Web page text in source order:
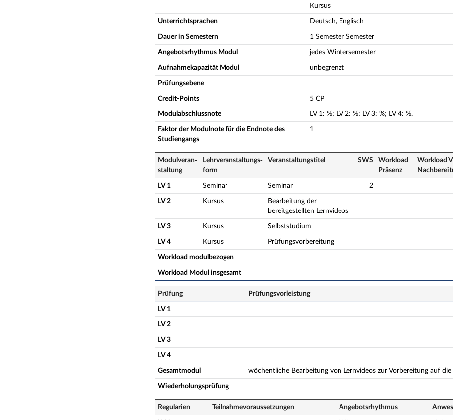
Kursus
Unterrichtsprachen Deutsch, Englisch
Dauer in Semestern 1 Semester Semester
Angebotsrhythmus Modul jedes Wintersemester
Aufnahmekapazität Modul unbegrenzt
Prüfungsebene
Credit-Points 5 CP
Modulabschlussnote LV 1: %; LV 2: %; LV 3: %; LV 4: %.
Faktor der Modulnote für die Endnote des
Studiengangs
1
Modulveran­
staltung
Lehrveranstaltungs­
form
Veranstaltungs­titel SWS
Workload
Präsenz
Workload
LV 1 Seminar Seminar 2
LV 2 Kursus
Bearbeitung der
bereitgestellten Lernvideos
LV 3 Kursus Selbststudium
LV 4 Kursus Prüfungsvorbereitung
Workload modulbezogen
Workload Modul insgesamt
Prüfung Prüfungsvorleistung
LV 1
LV 2
LV 3
LV 4
Gesamtmodul wöchentliche Bearbeitung von Lernvideos zur Vorbereitung auf die
Wiederholungsprüfung
Regularien Teilnahme­voraussetzungen Angebots­rhythmus